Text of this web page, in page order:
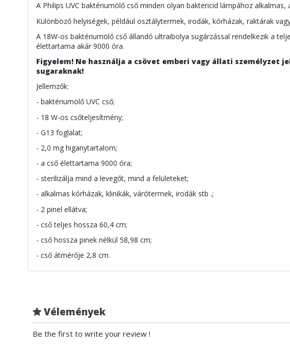
A Philips UVC baktériumölő cső minden olyan baktericid lámpához
Különböző helyiségek, például osztálytermek, irodák, kórházak, raktárak
A 18W-os baktériumölő cső állandó ultraibolya sugárzással rendelkezik a
élettartama akár 9000 óra.
Figyelem! Ne használja a csövet emberi vagy állati személyzet
sugaraknak!
Jellemzők:
- baktériumölő UVC cső;
- 18 W-os csőteljesítmény;
- G13 foglalat;
- 2,0 mg higanytartalom;
- a cső élettartama 9000 óra;
- sterilizálja mind a levegőt, mind a felületeket;
- alkalmas kórházak, klinikák, várótermek, irodák stb .;
- 2 pinel ellátva;
- cső teljes hossza 60,4 cm;
- cső hossza pinek nélkül 58,98 cm;
- cső átmérője 2,8 cm.
Vélemények
Be the first to write your review !